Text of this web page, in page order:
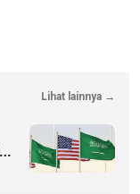
Lihat lainnya →